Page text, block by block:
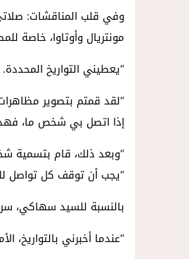
مونتريال وأوتاوا، خاصة
“يعطيني التواريخ
“لقد قمتم بتصوير
إذا اتصل بي شخص ما،
“وبعد ذلك، قام بتسمية
“يجب أن توقف كل تواصل
بالنسبة للسيد سهاكي،
“عندما أخبرني بالتواريخ،